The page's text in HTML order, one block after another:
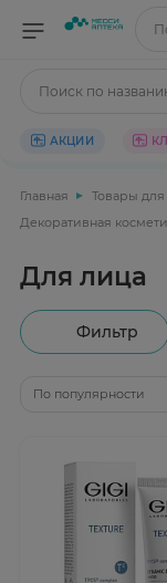
Поиск по
АКЦИИ
Главная Товары
Декоративная
Для лица
Фильтр
По популярности